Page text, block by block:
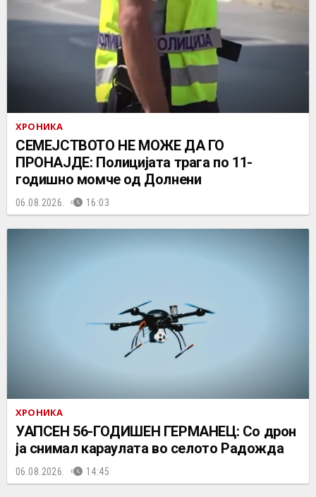
ХРОНИКА
СЕМЕЈСТВОТО НЕ МОЖЕ ДА ГО
ПРОНАЈДЕ: Полицијата трага по 11-
годишно момче од Долнени
06.08.2026. 16:03
ХРОНИКА
УАПСЕН 56-ГОДИШЕН ГЕРМАНЕЦ: Со дрон
ја снимал караулата во селото Радожда
06.08.2026. 14:45